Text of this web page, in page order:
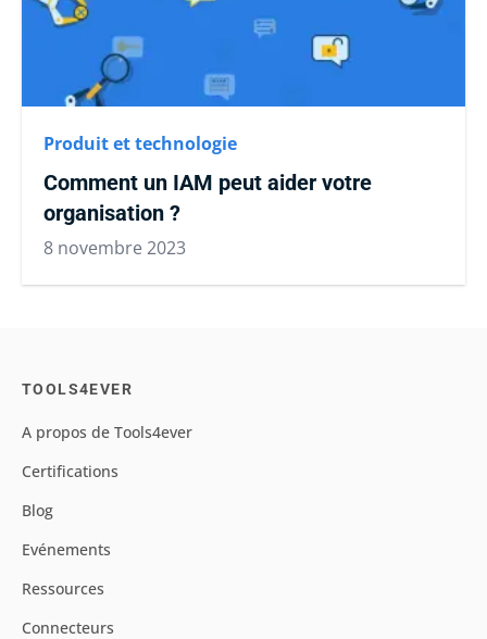
Produit et technologie
Comment un IAM peut aider votre
organisation ?
8 novembre 2023
TOOLS4EVER
A propos de Tools4ever
Certifications
Blog
Evénements
Ressources
Connecteurs